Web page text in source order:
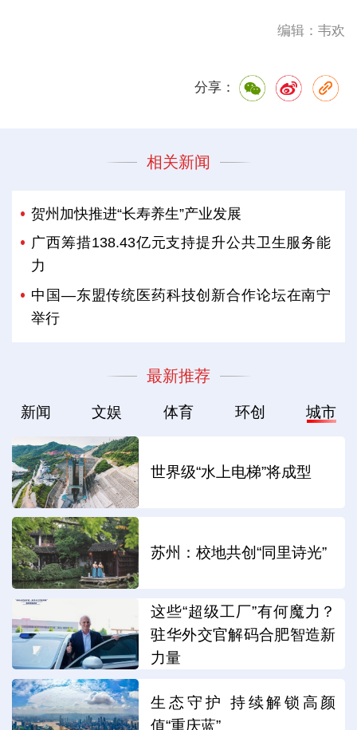
编辑：韦欢
分享：
相关新闻
贺州加快推进“长寿养生”产业发展
广西筹措138.43亿元支持提升公共卫生服务能
力
中国—东盟传统医药科技创新合作论坛在南宁
举行
最新推荐
新闻 文娱 体育 环创 城市
世界级“水上电梯”将成型
苏州：校地共创“同里诗光”
这些“超级工厂”有何魔力？
驻华外交官解码合肥智造新
力量
生态守护 持续解锁高颜
值“重庆蓝”